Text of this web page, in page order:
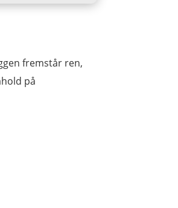
fremstår ren,
på